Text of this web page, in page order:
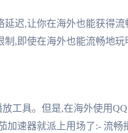
迟,让你在海外也能获得流
,即使在海外也能流畅地玩
工具。但是,在海外使用
速器就派上用场了:- 流畅